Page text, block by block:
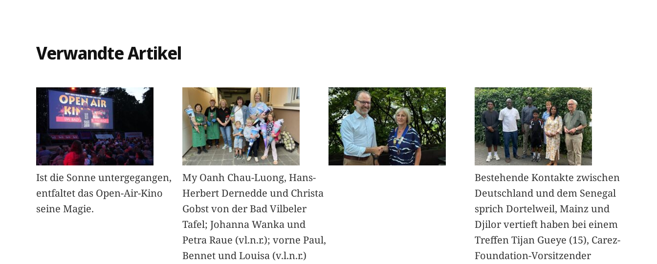
Verwandte Artikel
Ist die Sonne untergegangen,
entfaltet das Open-Air-Kino
seine Magie.
My Oanh Chau-Luong, Hans-
Herbert Dernedde und Christa
Gobst von der Bad Vilbeler
Tafel; Johanna Wanka und
Petra Raue (vl.n.r.); vorne Paul,
Bennet und Louisa (v.l.n.r.)
Bestehende Kontakte zwischen
Deutschland und dem Senegal
sprich Dortelweil, Mainz und
Djilor vertieft haben bei einem
Treffen Tijan Gueye (15), Carez-
Foundation-Vorsitzender